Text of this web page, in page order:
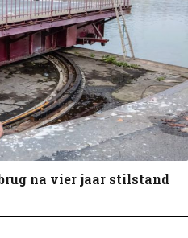
na vier jaar stilstand